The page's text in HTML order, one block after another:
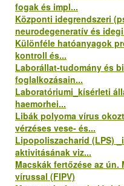
fogak és impl...
Központi idegrendszeri
neurodegeneratív és
Különféle hatóanyagok
kontroll és...
Laborállat-tudomány és
foglalkozásain...
Laboratóriumi_kísérleti
haemorhei...
Libák polyoma vírus
vérzéses vese- és...
Lipopoliszacharid (LPS)
aktivitásának viz...
Macskák fertőzése az
vírussal (FIPV)